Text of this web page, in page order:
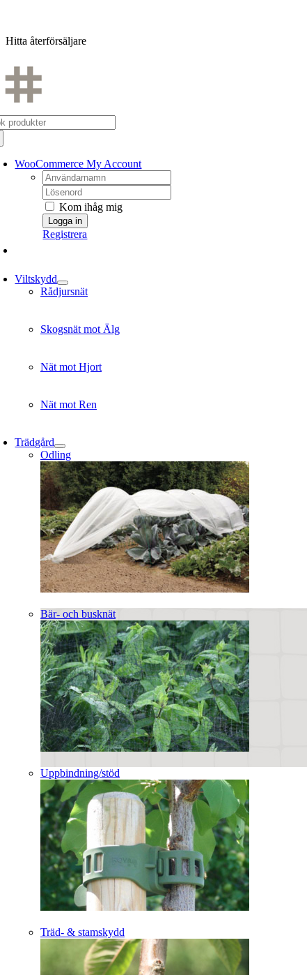
innehållet
Hitta återförsäljare
WooCommerce My Account
Username:
Password:
Kom ihåg mig
Registrera
Viltskydd
Rådjursnät
Skogsnät mot Älg
Nät mot Hjort
Nät mot Ren
Trädgård
Odling
Bär- och busknät
Uppbindning/stöd
Träd- & stamskydd